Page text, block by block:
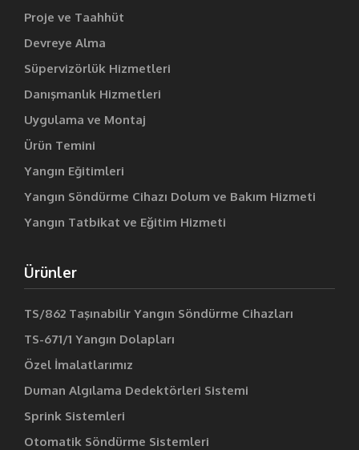
Proje ve Taahhüt
Devreye Alma
Süpervizörlük Hizmetleri
Danışmanlık Hizmetleri
Uygulama ve Montaj
Ürün Temini
Yangın Eğitimleri
Yangın Söndürme Cihazı Dolum ve Bakım Hizmeti
Yangın Tatbikat ve Eğitim Hizmeti
Ürünler
TS/862 Taşınabilir Yangın Söndürme Cihazları
TS-671/1 Yangın Dolapları
Özel İmalatlarımız
Duman Algılama Dedektörleri Sistemi
Sprink Sistemleri
Otomatik Söndürme Sistemleri